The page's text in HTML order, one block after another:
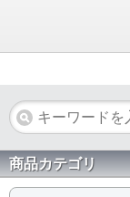
商品カテゴリ